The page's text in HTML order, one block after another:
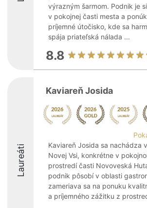
výrazným šarmom. Podnik je
v pokojnej časti mesta a
príjemné útočisko, kde sa
spája priateľská nálada ...
8.8
Laureáti
Kaviareň Josida
Kaviareň Josida sa nachádza
Novej Vsi, konkrétne v
prostredí časti Novoveská
podnik pôsobí v oblasti
zameriava sa na ponuku
a príjemného zážitku z